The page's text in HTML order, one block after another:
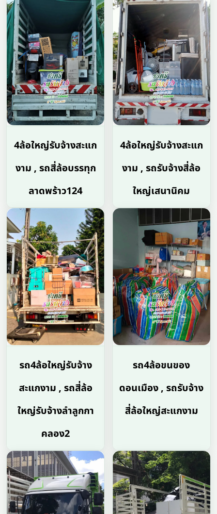
4ล้อใหญ่รับจ้างสะแก
งาม , รถสี่ล้อบรรทุก
ลาดพร้าว124
4ล้อใหญ่รับจ้างสะแก
งาม , รถรับจ้างสี่ล้อ
ใหญ่เสนานิคม
รถ4ล้อใหญ่รับจ้าง
สะแกงาม , รถสี่ล้อ
ใหญ่รับจ้างลำลูกกา
คลอง2
รถ4ล้อขนของ
ดอนเมือง , รถรับจ้าง
สี่ล้อใหญ่สะแกงาม